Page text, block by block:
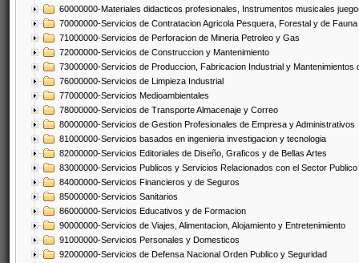
60000000-Materiales didacticos profesionales, Instrumentos musicales
70000000-Servicios de Contratacion Agricola Pesquera, Forestal y de Fauna
71000000-Servicios de Perforacion de Mineria Petroleo y Gas
72000000-Servicios de Construccion y Mantenimiento
73000000-Servicios de Produccion, Fabricacion Industrial y Mantenimientos
76000000-Servicios de Limpieza Industrial
77000000-Servicios Medioambientales
78000000-Servicios de Transporte Almacenaje y Correo
80000000-Servicios de Gestion Profesionales de Empresa y Administrativos
81000000-Servicios basados en ingenieria investigacion y tecnologia
82000000-Servicios Editoriales de Diseño, Graficos y de Bellas Artes
83000000-Servicios Publicos y Servicios Relacionados con el Sector Publico
84000000-Servicios Financieros y de Seguros
85000000-Servicios Sanitarios
86000000-Servicios Educativos y de Formacion
90000000-Servicios de Viajes, Alimentacion, Alojamiento y Entretenimiento
91000000-Servicios Personales y Domesticos
92000000-Servicios de Defensa Nacional Orden Publico y Seguridad